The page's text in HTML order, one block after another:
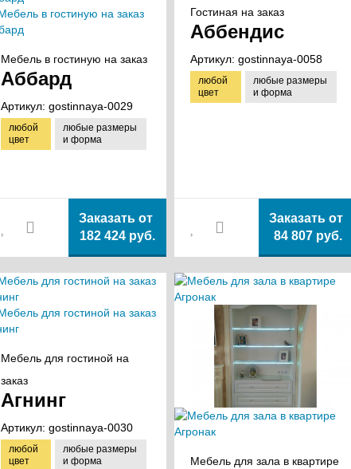
Мебель в гостиную на заказ
Аббард
Артикул: gostinnaya-0029
любой
цвет
любые размеры
и форма
Заказать от
182 424 руб.
Гостиная на заказ
Аббендис
Артикул:gostinnaya-0058
любой
цвет
любые размеры
и форма
Заказать от
84 807 руб.
Мебель для гостиной на
заказ
Агнинг
Артикул: gostinnaya-0030
любой
цвет
любые размеры
и форма
Мебель для зала в квартире